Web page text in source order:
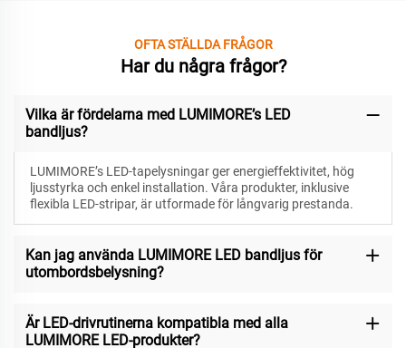
OFTA STÄLLDA FRÅGOR
Har du några frågor?
Vilka är fördelarna med LUMIMORE’s LED
bandljus?
LUMIMORE’s LED-tapelysningar ger energieffektivitet, hög
ljusstyrka och enkel installation. Våra produkter, inklusive
flexibla LED-stripar, är utformade för långvarig prestanda.
Kan jag använda LUMIMORE LED bandljus för
utombordsbelysning?
Är LED-drivrutinerna kompatibla med alla
LUMIMORE LED-produkter?